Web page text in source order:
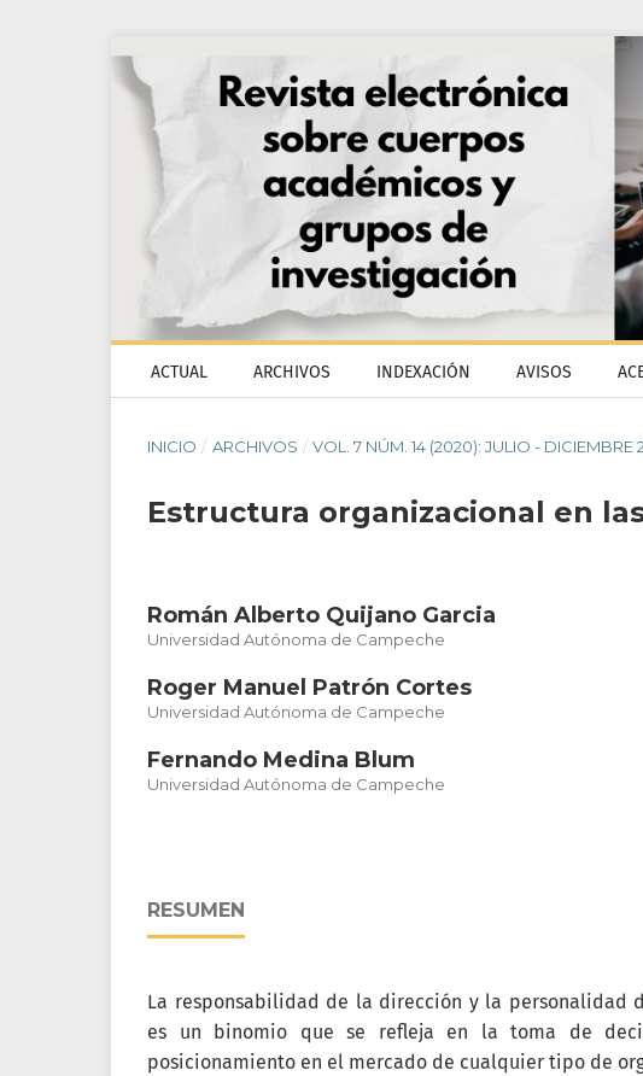
ACTUAL ARCHIVOS INDEXACIÓN AVISOS
INICIO / ARCHIVOS / VOL. 7 NÚM. 14 (2020): JULIO - DICIEMBRE
Estructura organizacional en
Román Alberto Quijano Garcia
Universidad Autónoma de Campeche
Roger Manuel Patrón Cortes
Universidad Autónoma de Campeche
Fernando Medina Blum
Universidad Autónoma de Campeche
RESUMEN
La responsabilidad de la dirección y la personalidad
es un binomio que se refleja en la toma de
posicionamiento en el mercado de cualquier tipo de